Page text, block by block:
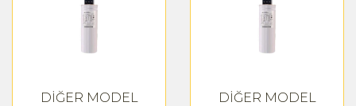
DİĞER MODEL
DİĞER MODEL